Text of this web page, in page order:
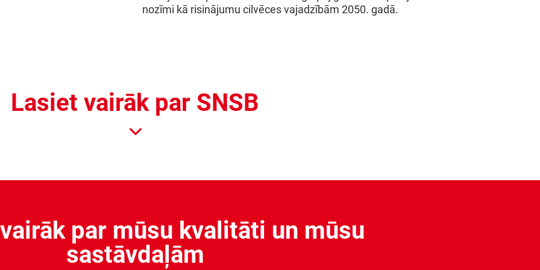
nozīmi kā risinājumu cilvēces vajadzībām 2050. gadā.
Lasiet vairāk par SNSB
par mūsu kvalitāti un mūsu
sastāvdaļām